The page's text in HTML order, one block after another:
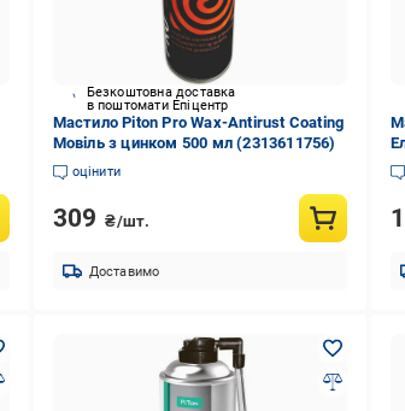
Безкоштовна доставка
в поштомати Епіцентр
Мастило Piton Pro Wax-Antirust Coating
Мовіль з цинком 500 мл (2313611756)
оцінити
309 ₴/шт.
Доставимо